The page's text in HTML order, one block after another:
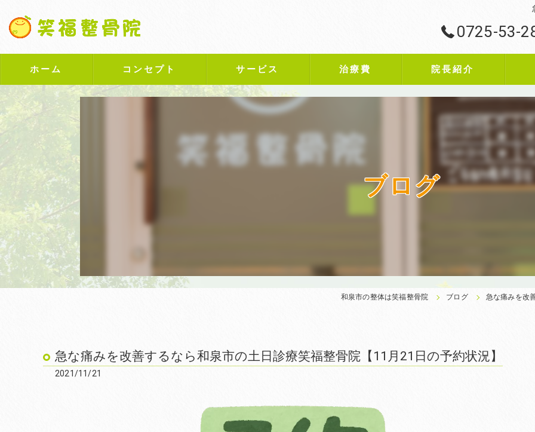
0725-53-
ホーム コンセプト サービス 治療費 院長紹介
ブログ
和泉市の整体は笑福整骨院 ブログ 急な痛みを改
急な痛みを改善するなら和泉市の土日診療笑福整骨院【11月21日の予約状況】
2021/11/21